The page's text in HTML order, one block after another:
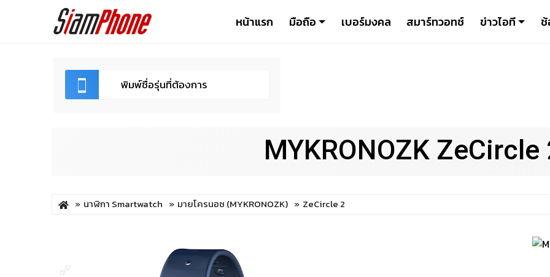
หน้าแรก มือถือ เบอร์มงคล สมาร์ทวอทช์ ข่าวไอที
MYKRONOZK ZeCircle
นาฬิกา Smartwatch มายโครนอซ (MYKRONOZK) ZeCircle 2